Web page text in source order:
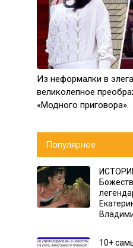
Из неформалки в
великолепное
«Модного приговора».
Популярное
10+